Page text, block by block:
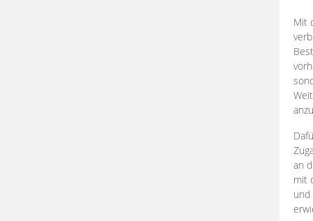
Mit
an
mit
und